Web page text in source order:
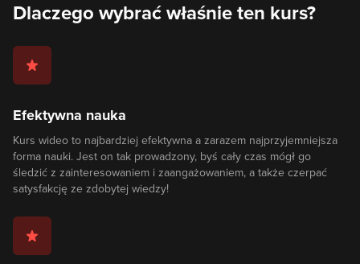
Dlaczego wybrać właśnie ten kurs?
Efektywna nauka
Kurs wideo to najbardziej efektywna a zarazem najprzyjemniejsza
forma nauki. Jest on tak prowadzony, byś cały czas mógł go
śledzić z zainteresowaniem i zaangażowaniem, a także czerpać
satysfakcję ze zdobytej wiedzy!